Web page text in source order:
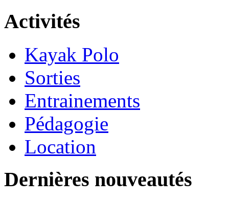
Activités
Kayak Polo
Sorties
Entrainements
Pédagogie
Location
Dernières nouveautés